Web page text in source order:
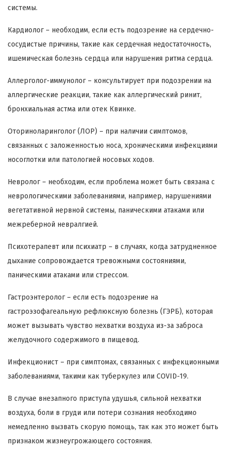
системы.
Кардиолог – необходим, если есть подозрение на сердечно-
сосудистые причины, такие как сердечная недостаточность,
ишемическая болезнь сердца или нарушения ритма сердца.
Аллерголог-иммунолог – консультирует при подозрении на
аллергические реакции, такие как аллергический ринит,
бронхиальная астма или отек Квинке.
Оториноларинголог (ЛОР) – при наличии симптомов,
связанных с заложенностью носа, хроническими инфекциями
носоглотки или патологией носовых ходов.
Невролог – необходим, если проблема может быть связана с
неврологическими заболеваниями, например, нарушениями
вегетативной нервной системы, паническими атаками или
межреберной невралгией.
Психотерапевт или психиатр – в случаях, когда затрудненное
дыхание сопровождается тревожными состояниями,
паническими атаками или стрессом.
Гастроэнтеролог – если есть подозрение на
гастроэзофагеальную рефлюксную болезнь (ГЭРБ), которая
может вызывать чувство нехватки воздуха из-за заброса
желудочного содержимого в пищевод.
Инфекционист – при симптомах, связанных с инфекционными
заболеваниями, такими как туберкулез или COVID-19.
В случае внезапного приступа удушья, сильной нехватки
воздуха, боли в груди или потери сознания необходимо
немедленно вызвать скорую помощь, так как это может быть
признаком жизнеугрожающего состояния.